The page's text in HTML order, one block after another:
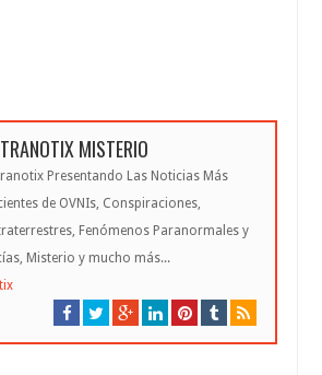
MISTERIO
Presentando Las Noticias Más
de OVNIs, Conspiraciones,
Fenómenos Paranormales y
Misterio y mucho más...